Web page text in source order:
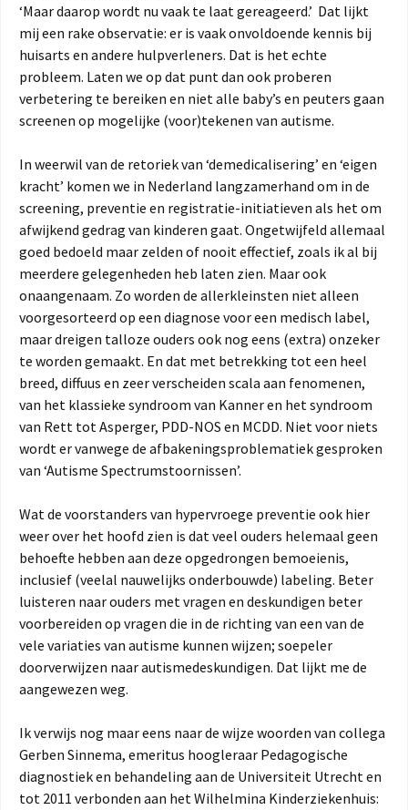
‘Maar daarop wordt nu vaak te laat gereageerd.’ Dat lijkt
mij een rake observatie: er is vaak onvoldoende kennis bij
huisarts en andere hulpverleners. Dat is het echte
probleem. Laten we op dat punt dan ook proberen
verbetering te bereiken en niet alle baby’s en peuters gaan
screenen op mogelijke (voor)tekenen van autisme.
In weerwil van de retoriek van ‘demedicalisering’ en ‘eigen
kracht’ komen we in Nederland langzamerhand om in de
screening, preventie en registratie-initiatieven als het om
afwijkend gedrag van kinderen gaat. Ongetwijfeld allemaal
goed bedoeld maar zelden of nooit effectief, zoals ik al bij
meerdere gelegenheden heb laten zien. Maar ook
onaangenaam. Zo worden de allerkleinsten niet alleen
voorgesorteerd op een diagnose voor een medisch label,
maar dreigen talloze ouders ook nog eens (extra) onzeker
te worden gemaakt. En dat met betrekking tot een heel
breed, diffuus en zeer verscheiden scala aan fenomenen,
van het klassieke syndroom van Kanner en het syndroom
van Rett tot Asperger, PDD-NOS en MCDD. Niet voor niets
wordt er vanwege de afbakeningsproblematiek gesproken
van ‘Autisme Spectrumstoornissen’.
Wat de voorstanders van hypervroege preventie ook hier
weer over het hoofd zien is dat veel ouders helemaal geen
behoefte hebben aan deze opgedrongen bemoeienis,
inclusief (veelal nauwelijks onderbouwde) labeling. Beter
luisteren naar ouders met vragen en deskundigen beter
voorbereiden op vragen die in de richting van een van de
vele variaties van autisme kunnen wijzen; soepeler
doorverwijzen naar autismedeskundigen. Dat lijkt me de
aangewezen weg.
Ik verwijs nog maar eens naar de wijze woorden van collega
Gerben Sinnema, emeritus hoogleraar Pedagogische
diagnostiek en behandeling aan de Universiteit Utrecht en
tot 2011 verbonden aan het Wilhelmina Kinderziekenhuis: